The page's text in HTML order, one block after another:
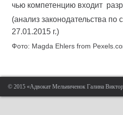
чью компетенцию входит
(анализ законодательства по
27.01.2015 г.)
Фото: Magda Ehlers from
© 2015 «Адвокат Мельниченок Галина